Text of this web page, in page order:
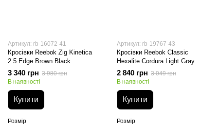
Артикул: rb-16072-41
Кросівки Reebok Zig Kinetica
2.5 Edge Brown Black
3 340 грн 3 980 грн
В наявності
Купити
Розмір
Артикул: rb-19767-43
Кросівки Reebok Classic
Hexalite Cordura Light Gray
2 840 грн 3 049 грн
В наявності
Купити
Розмір